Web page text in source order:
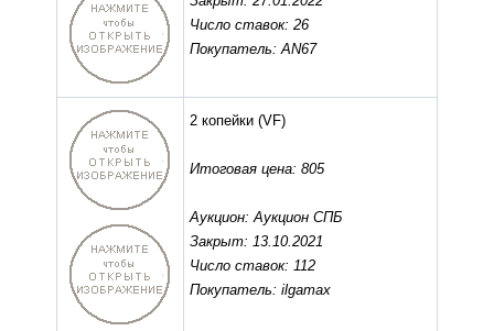
Число ставок: 26
Покупатель: AN67
2 копейки (VF)
Итоговая цена: 805
Аукцион: Аукцион СПБ
Закрыт: 13.10.2021
Число ставок: 112
Покупатель: ilgamax